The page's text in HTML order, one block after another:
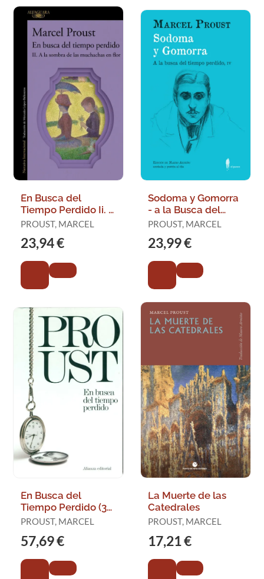
En Busca del
Tiempo Perdido Ii. A
la Sombra de las
PROUST, MARCEL
23,94 €
Sodoma y Gomorra
- a la Busca del
Tiempo Perdido Iv
PROUST, MARCEL
23,99 €
En Busca del
Tiempo Perdido (3
Vol. )
PROUST, MARCEL
57,69 €
La Muerte de las
Catedrales
PROUST, MARCEL
17,21 €